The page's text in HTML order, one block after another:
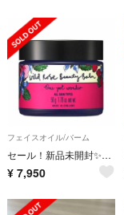
フェイスオイル/バーム
セール！新品未開封✨ニールズヤード★ワイルドローズビューティバーム50g
¥ 7,950